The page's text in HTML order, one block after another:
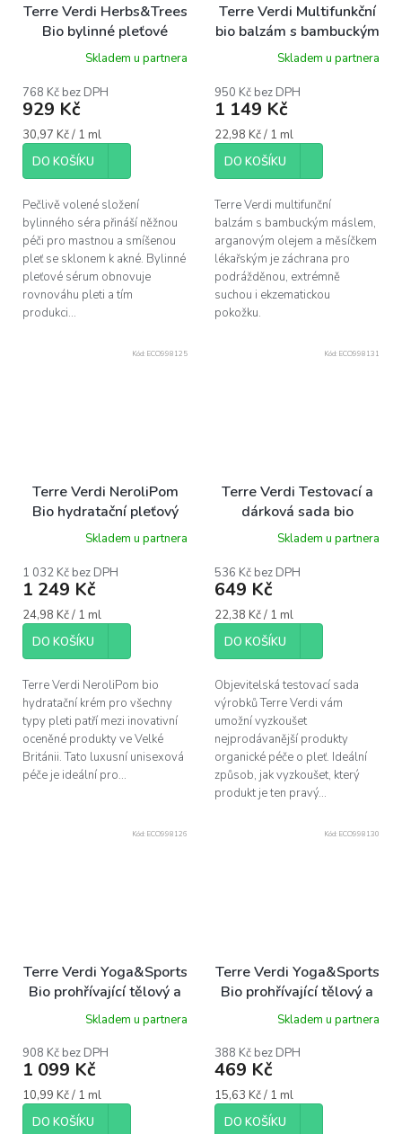
Terre Verdi Herbs&Trees
Bio bylinné pleťové
sérum pro smíšenou a
mastnou pleť, 30ml
Skladem u partnera
768 Kč bez DPH
929 Kč
Měrná
cena:
30,97 Kč / 1 ml
DO KOŠÍKU
Pečlivě volené složení
bylinného séra přináší něžnou
péči pro mastnou a smíšenou
pleť se sklonem k akné. Bylinné
pleťové sérum obnovuje
rovnováhu pleti a tím
produkci...
Terre Verdi Multifunkční
bio balzám s bambuckým
máslem a arganovým
olejem, 50ml
Skladem u partnera
950 Kč bez DPH
1 149 Kč
Měrná
cena:
22,98 Kč / 1 ml
DO KOŠÍKU
Terre Verdi multifunční
balzám s bambuckým máslem,
arganovým olejem a měsíčkem
lékařským je záchrana pro
podrážděnou, extrémně
suchou i ekzematickou
pokožku.
Terre Verdi NeroliPom
Bio hydratační pleťový
krém pro všechny typy
Skladem u partnera
1 032 Kč bez DPH
1 249 Kč
Měrná
cena:
24,98 Kč / 1 ml
DO KOŠÍKU
Terre Verdi NeroliPom bio
hydratační krém pro všechny
typy pleti patří mezi inovativní
oceněné produkty ve Velké
Británii. Tato luxusní unisexová
péče je ideální pro...
Kód: ECO998125
Terre Verdi Testovací a
dárková sada bio
kosmetiky - 29 ml
Skladem u partnera
536 Kč bez DPH
649 Kč
Měrná
cena:
22,38 Kč / 1 ml
DO KOŠÍKU
Objevitelská testovací sada
výrobků Terre Verdi vám
umožní vyzkoušet
nejprodávanější produkty
organické péče o pleť. Ideální
způsob, jak vyzkoušet, který
produkt je ten pravý...
Kód: ECO998131
Terre Verdi Yoga&Sports
Bio prohřívající tělový a
masážní olej, 100ml
Skladem u partnera
908 Kč bez DPH
1 099 Kč
Měrná
cena:
10,99 Kč / 1 ml
DO KOŠÍKU
Kód: ECO998126
Terre Verdi Yoga&Sports
Bio prohřívající tělový a
masážní olej, 30ml
Skladem u partnera
388 Kč bez DPH
469 Kč
Měrná
cena:
15,63 Kč / 1 ml
DO KOŠÍKU
Kód: ECO998130